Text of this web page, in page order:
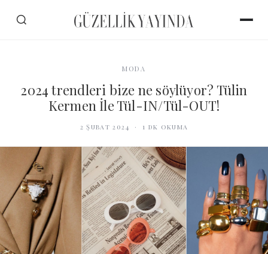
MODA
2024 trendleri bize ne söylüyor? Tülin
Kermen İle Tül-IN/Tül-OUT!
2 Şubat 2024 · 1 dk okuma